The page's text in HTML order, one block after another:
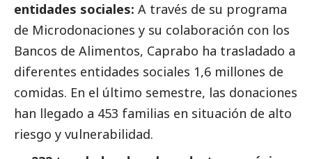
entidades sociales: A través de su programa
de Microdonaciones y su colaboración con los
Bancos de Alimentos, Caprabo ha trasladado a
diferentes entidades sociales 1,6 millones de
comidas. En el último semestre, las donaciones
han llegado a 453 familias en situación de alto
riesgo y vulnerabilidad.